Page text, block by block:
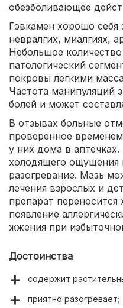
обезболивающее
Гэвкамен хорошо себя
невралгих, миалгиях,
Небольшое
патологический
покровы легкими
Частота манипуляций
болей и может
В отзывах больные
проверенное
у них дома в
холодящего ощущения
разогревание. Мазь
лечения взрослых и
препарат
появление
жжения при
Достоинства
содержит
приятно разогревает;